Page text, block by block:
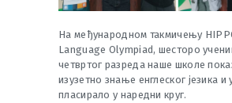
На међународном такмичењу
Language Olympiad, шесторо
четвртог разреда наше школе
изузетно знање енглеског језика и
пласирало у наредни круг.